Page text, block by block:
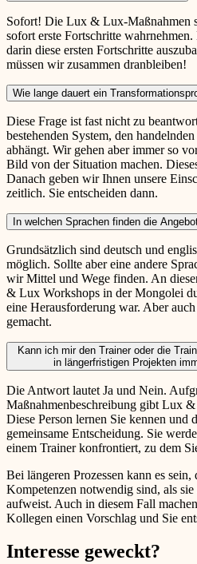
Sofort! Die Lux & Lux-Maßnahmen
sofort erste Fortschritte
darin diese ersten Fortschritte
müssen wir zusammen dranbleiben!
Wie lange dauert ein
Diese Frage ist fast nicht zu
bestehenden System, den
abhängt. Wir gehen aber immer so
Bild von der Situation machen.
Danach geben wir Ihnen unsere
zeitlich. Sie entscheiden dann.
In welchen Sprachen finden die
Grundsätzlich sind deutsch und
möglich. Sollte aber eine andere
wir Mittel und Wege finden. An
& Lux Workshops in der Mongolei
eine Herausforderung war. Aber
gemacht.
Kann ich mir den Trainer oder die
in längerfristigen Projekten
Die Antwort lautet Ja und Nein.
Maßnahmenbeschreibung gibt Lux
Diese Person lernen Sie kennen und
gemeinsame Entscheidung. Sie
einem Trainer konfrontiert, zu dem
Bei längeren Prozessen kann es sein,
Kompetenzen notwendig sind, als
aufweist. Auch in diesem Fall
Kollegen einen Vorschlag und Sie
Interesse geweckt?